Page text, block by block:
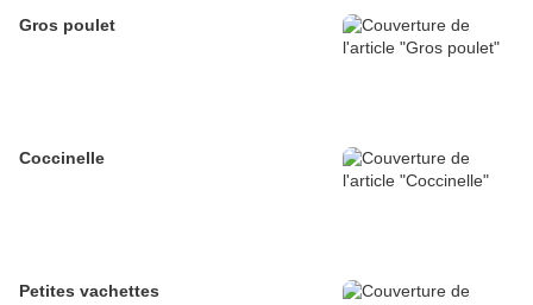
Gros poulet
Coccinelle
Petites vachettes